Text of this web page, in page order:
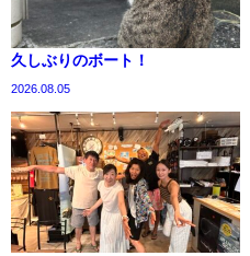
久しぶりのボート！
2026.08.05